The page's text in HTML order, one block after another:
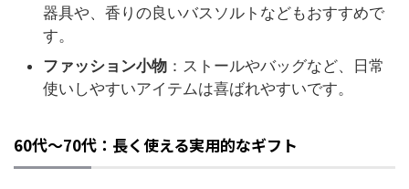
器具や、香りの良いバスソルトなどもおすすめで
す。
ファッション小物 ：ストールやバッグなど、日常
使いしやすいアイテムは喜ばれやすいです。
60代～70代：長く使える実用的なギフト